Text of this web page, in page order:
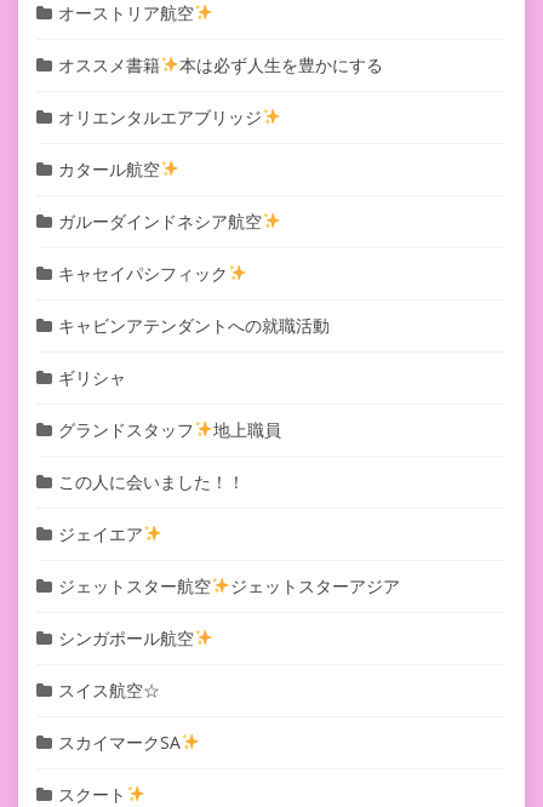
オーストリア航空
オススメ書籍 本は必ず人生を豊かにする
オリエンタルエアブリッジ
カタール航空
ガルーダインドネシア航空
キャセイパシフィック
キャビンアテンダントへの就職活動
ギリシャ
グランドスタッフ 地上職員
この人に会いました！！
ジェイエア
ジェットスター航空 ジェットスターアジア
シンガポール航空
スイス航空☆
スカイマークSA
スクート